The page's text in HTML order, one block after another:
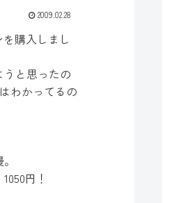
2009.02.28
購入しまし
と思ったの
わかってるの
円！